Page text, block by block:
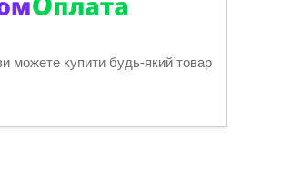
можете купити будь-який товар